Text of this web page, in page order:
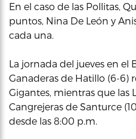
En el caso de las Pollitas,
puntos, Nina De León y
cada una.
La jornada del jueves en el
Ganaderas de Hatillo (6-6)
Gigantes, mientras que las
Cangrejeras de Santurce
desde las 8:00 p.m.